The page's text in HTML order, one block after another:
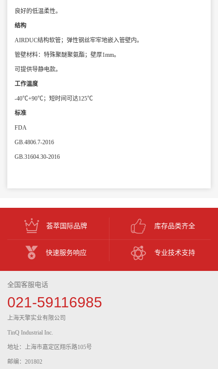
良好的低温柔性。
结构
AIRDUC结构软管；弹性钢丝牢牢地嵌入管壁内。
管壁材料：特殊聚醚聚氨酯；壁厚1mm。
可提供导静电款。
工作温度
-40℃+90℃；短时间可达125℃
标准
FDA
GB.4806.7-2016
GB.31604.30-2016
荟萃国际品牌 库存品类齐全
快速服务响应 专业技术支持
全国客服电话
021-59116985
上海天擎实业有限公司
TinQ Industrial Inc.
地址：上海市嘉定区翔乐路105号
邮编：201802